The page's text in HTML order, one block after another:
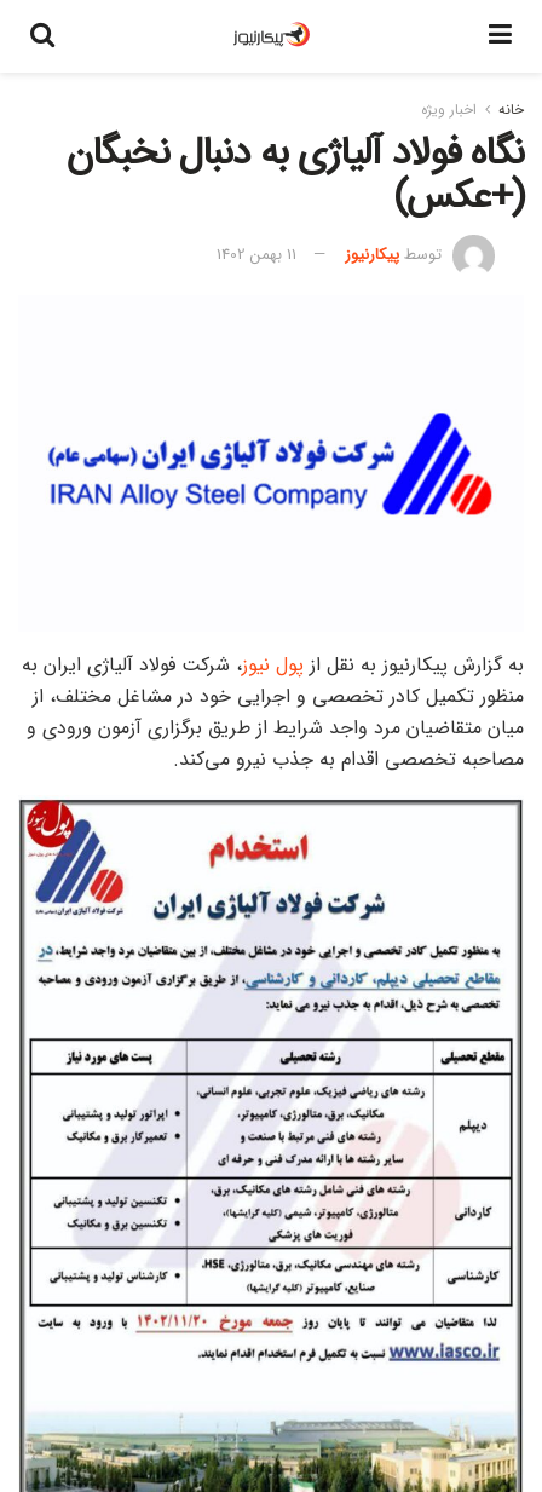
خانه اخبار ویژه
نگاه فولاد آلیاژی به دنبال نخبگان
(+عکس)
توسطپیکارنیوز 11 بهمن 1402
به گزارش پیکارنیوز به نقل از پول نیوز، شرکت فولاد آلیاژی ایران به
منظور تکمیل کادر تخصصی و اجرایی خود در مشاغل مختلف، از
میان متقاضیان مرد واجد شرایط از طریق برگزاری آزمون ورودی و
مصاحبه تخصصی اقدام به جذب نیرو می‌کند.